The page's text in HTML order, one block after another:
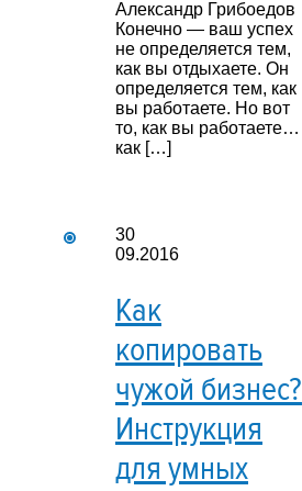
Александр Грибоедов
Конечно — ваш успех
не определяется тем,
как вы отдыхаете. Он
определяется тем, как
вы работаете. Но вот
то, как вы работаете…
как […]
30
09.2016
Как
копировать
чужой бизнес?
Инструкция
для умных